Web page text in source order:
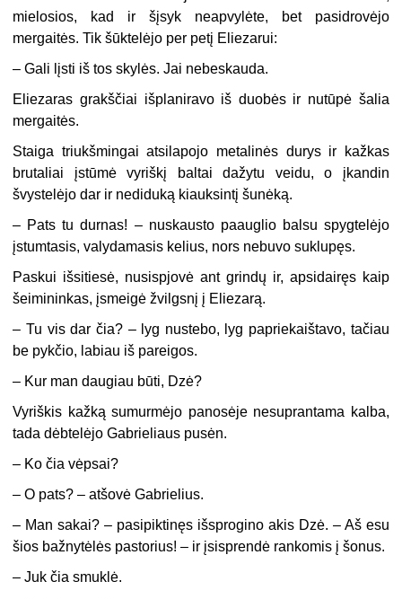
mielosios, kad ir šįsyk neapvylėte, bet pasidrovėjo
mergaitės. Tik šūktelėjo per petį Eliezarui:
– Gali lįsti iš tos skylės. Jai nebeskauda.
Eliezaras grakščiai išplaniravo iš duobės ir nutūpė šalia
mergaitės.
Staiga triukšmingai atsilapojo metalinės durys ir kažkas
brutaliai įstūmė vyriškį baltai dažytu veidu, o įkandin
švystelėjo dar ir nediduką kiauksintį šunėką.
– Pats tu durnas! – nuskausto paauglio balsu spygtelėjo
įstumtasis, valydamasis kelius, nors nebuvo suklupęs.
Paskui išsitiesė, nusispjovė ant grindų ir, apsidairęs kaip
šeimininkas, įsmeigė žvilgsnį į Eliezarą.
– Tu vis dar čia? – lyg nustebo, lyg papriekaištavo, tačiau
be pykčio, labiau iš pareigos.
– Kur man daugiau būti, Dzė?
Vyriškis kažką sumurmėjo panosėje nesuprantama kalba,
tada dėbtelėjo Gabrieliaus pusėn.
– Ko čia vėpsai?
– O pats? – atšovė Gabrielius.
– Man sakai? – pasipiktinęs išsprogino akis Dzė. – Aš esu
šios bažnytėlės pastorius! – ir įsisprendė rankomis į šonus.
– Juk čia smuklė.